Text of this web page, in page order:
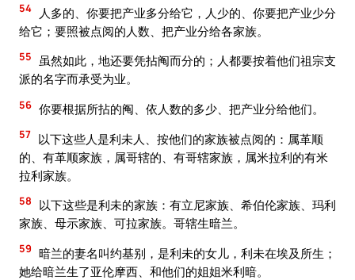
54
人多的、你要把产业多分给它，人少的、你要把产业少分
给它；要照被点阅的人数、把产业分给各家族。
55 虽然如此，地还要凭拈阄而分的；人都要按着他们祖宗支
派的名字而承受为业。
56 你要根据所拈的阄、依人数的多少、把产业分给他们。
57 以下这些人是利未人、按他们的家族被点阅的：属革顺
的、有革顺家族，属哥辖的、有哥辖家族，属米拉利的有米
拉利家族。
58
以下这些是利未的家族：有立尼家族、希伯伦家族、玛利
家族、母示家族、可拉家族。哥辖生暗兰。
59 暗兰的妻名叫约基别，是利未的女儿，利未在埃及所生；
她给暗兰生了亚伦摩西、和他们的姐姐米利暗。